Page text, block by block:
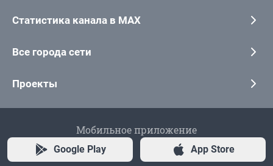
Статистика канала в MAX
Все города сети
Проекты
Мобильное приложение
Google Play App Store